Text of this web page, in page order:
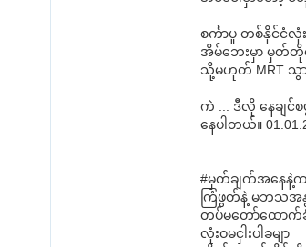
စင်္ကာပူ တစ်နိုင်ငံ
အိမ်ဘေးမှာ မှတ်တိုင်
သို့မဟုတ် MRT သွာ
ကဲ ... ဒီလို နေချင်စ
နေပါတယ်။
#မှတ်ချက်အနေနဲ့
ကြံဖွတ်နဲ့ မဘသအနွ
တပ်မတော်ထောက်ခံ
လုံးဝမငှါးပါခမျာ